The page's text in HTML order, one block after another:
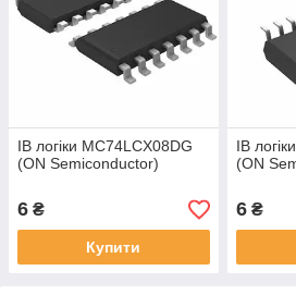
ІВ логіки MC74LCX08DG
(ON Semiconductor)
6 ₴
Купити
ІВ
(ON
6₴